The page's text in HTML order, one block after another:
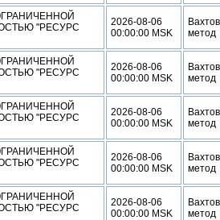
"РЕСУРС
2026-08-06
00:00:00 MSK
метод
"РЕСУРС
2026-08-06
00:00:00 MSK
метод
"РЕСУРС
2026-08-06
00:00:00 MSK
метод
"РЕСУРС
2026-08-06
00:00:00 MSK
метод
"РЕСУРС
2026-08-06
00:00:00 MSK
метод